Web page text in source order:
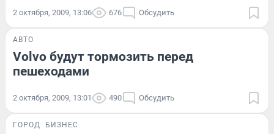
2 октября, 2009, 13:06 676 Обсудить
АВТО
Volvo будут тормозить перед
пешеходами
2 октября, 2009, 13:01 490 Обсудить
ГОРОД БИЗНЕС